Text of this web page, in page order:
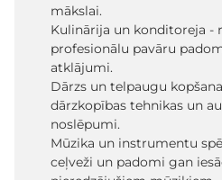
mākslai.
Kulinārija un konditoreja -
profesionālu pavāru
atklājumi.
Dārzs un telpaugu
dārzkopības tehnikas un
noslēpumi.
Mūzika un instrumentu
ceļveži un padomi gan